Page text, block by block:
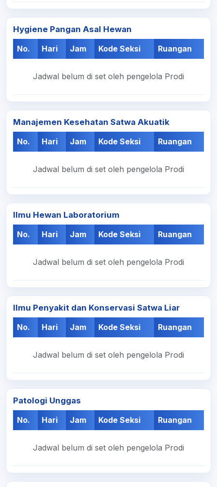
Hygiene Pangan Asal Hewan
No.
Hari Jam Kode Seksi Ruangan
Jadwal belum di set oleh pengelola Prodi
Manajemen Kesehatan Satwa Akuatik
No.
Hari Jam Kode Seksi Ruangan
Jadwal belum di set oleh pengelola Prodi
Ilmu Hewan Laboratorium
No.
Hari Jam Kode Seksi Ruangan
Jadwal belum di set oleh pengelola Prodi
Ilmu Penyakit dan Konservasi Satwa Liar
No.
Hari Jam Kode Seksi Ruangan
Jadwal belum di set oleh pengelola Prodi
Patologi Unggas
No.
Hari Jam Kode Seksi Ruangan
Jadwal belum di set oleh pengelola Prodi